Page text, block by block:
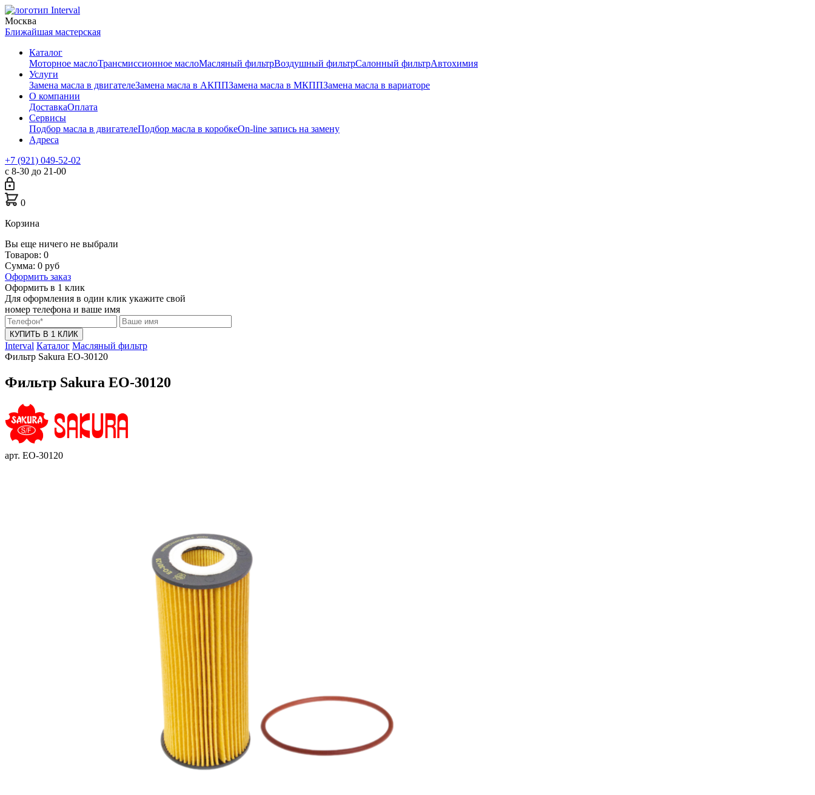
Москва
Ближайшая мастерская
Каталог
Моторное маслоТрансмиссионное маслоМасляный фильтрВоздушный фильтрСалонный фильтрАвтохимия
Услуги
Замена масла в двигателеЗамена масла в АКППЗамена масла в МКППЗамена масла в вариаторе
О компании
ДоставкаОплата
Сервисы
Подбор масла в двигателеПодбор масла в коробкеOn-line запись на замену
Адреса
+7 (921) 049-52-02
с 8-30 до 21-00
0
Корзина
Вы еще ничего не выбрали
Товаров: 0
Сумма: 0 руб
Оформить заказ
Оформить в 1 клик
Для оформления в один клик укажите свой
номер телефона и ваше имя
КУПИТЬ В 1 КЛИК
Interval Каталог Масляный фильтр
Фильтр Sakura EO-30120
Фильтр Sakura EO-30120
арт. EO-30120